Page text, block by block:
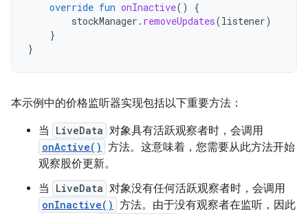
override fun onInactive()
{
stockManager . removeUpdates(listener)
}
}
本示例中的价格监听器实现包括以下重要方法：
当
LiveData 对象具有活跃观察者时，会调用
onActive() 方法。这意味着，您需要从此方法开始
观察股价更新。
当
LiveData 对象没有任何活跃观察者时，会调用
onInactive() 方法。由于没有观察者在监听，因此